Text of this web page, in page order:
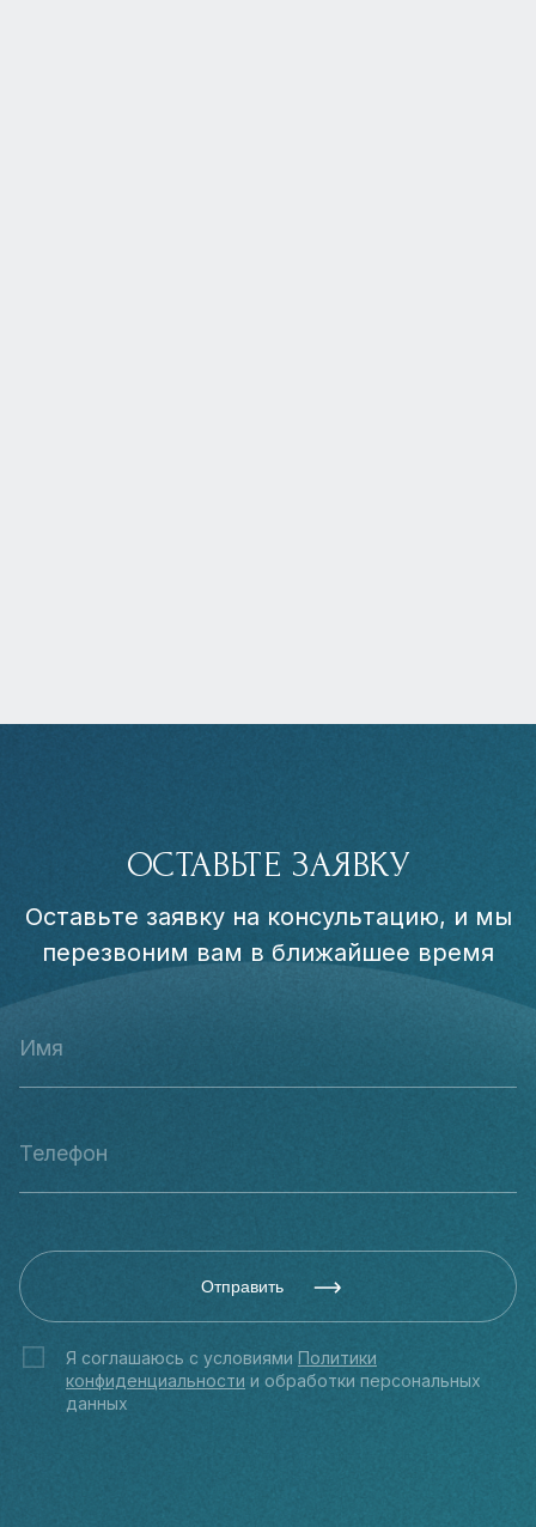
ОСТАВЬТЕ ЗАЯВКУ
Оставьте заявку на консультацию, и мы
перезвоним вам в ближайшее время
Отправить
Я соглашаюсь с условиями Политики
конфиденциальности и обработки персональных
данных